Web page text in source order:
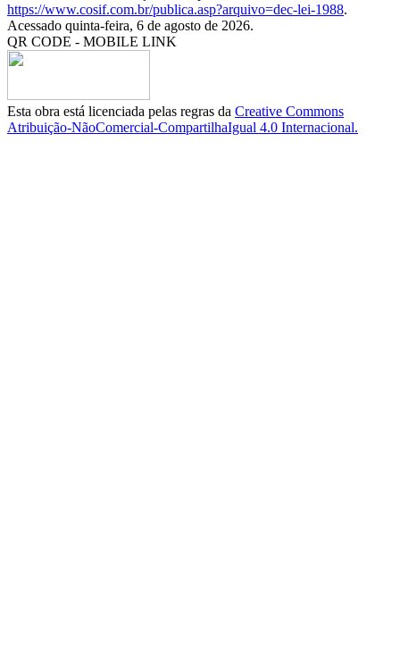
https://www.cosif.com.br/publica.asp?arquivo=dec-lei-1988.
Acessado quinta-feira, 6 de agosto de 2026.
QR CODE - MOBILE LINK
Esta obra está licenciada pelas regras da Creative Commons
Atribuição-NãoComercial-CompartilhaIgual 4.0 Internacional.